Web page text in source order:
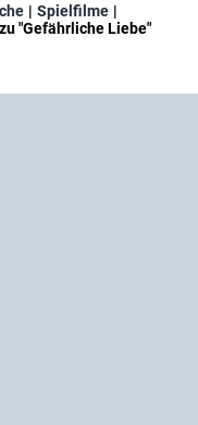
Spielfilme
"Gefährliche Liebe"